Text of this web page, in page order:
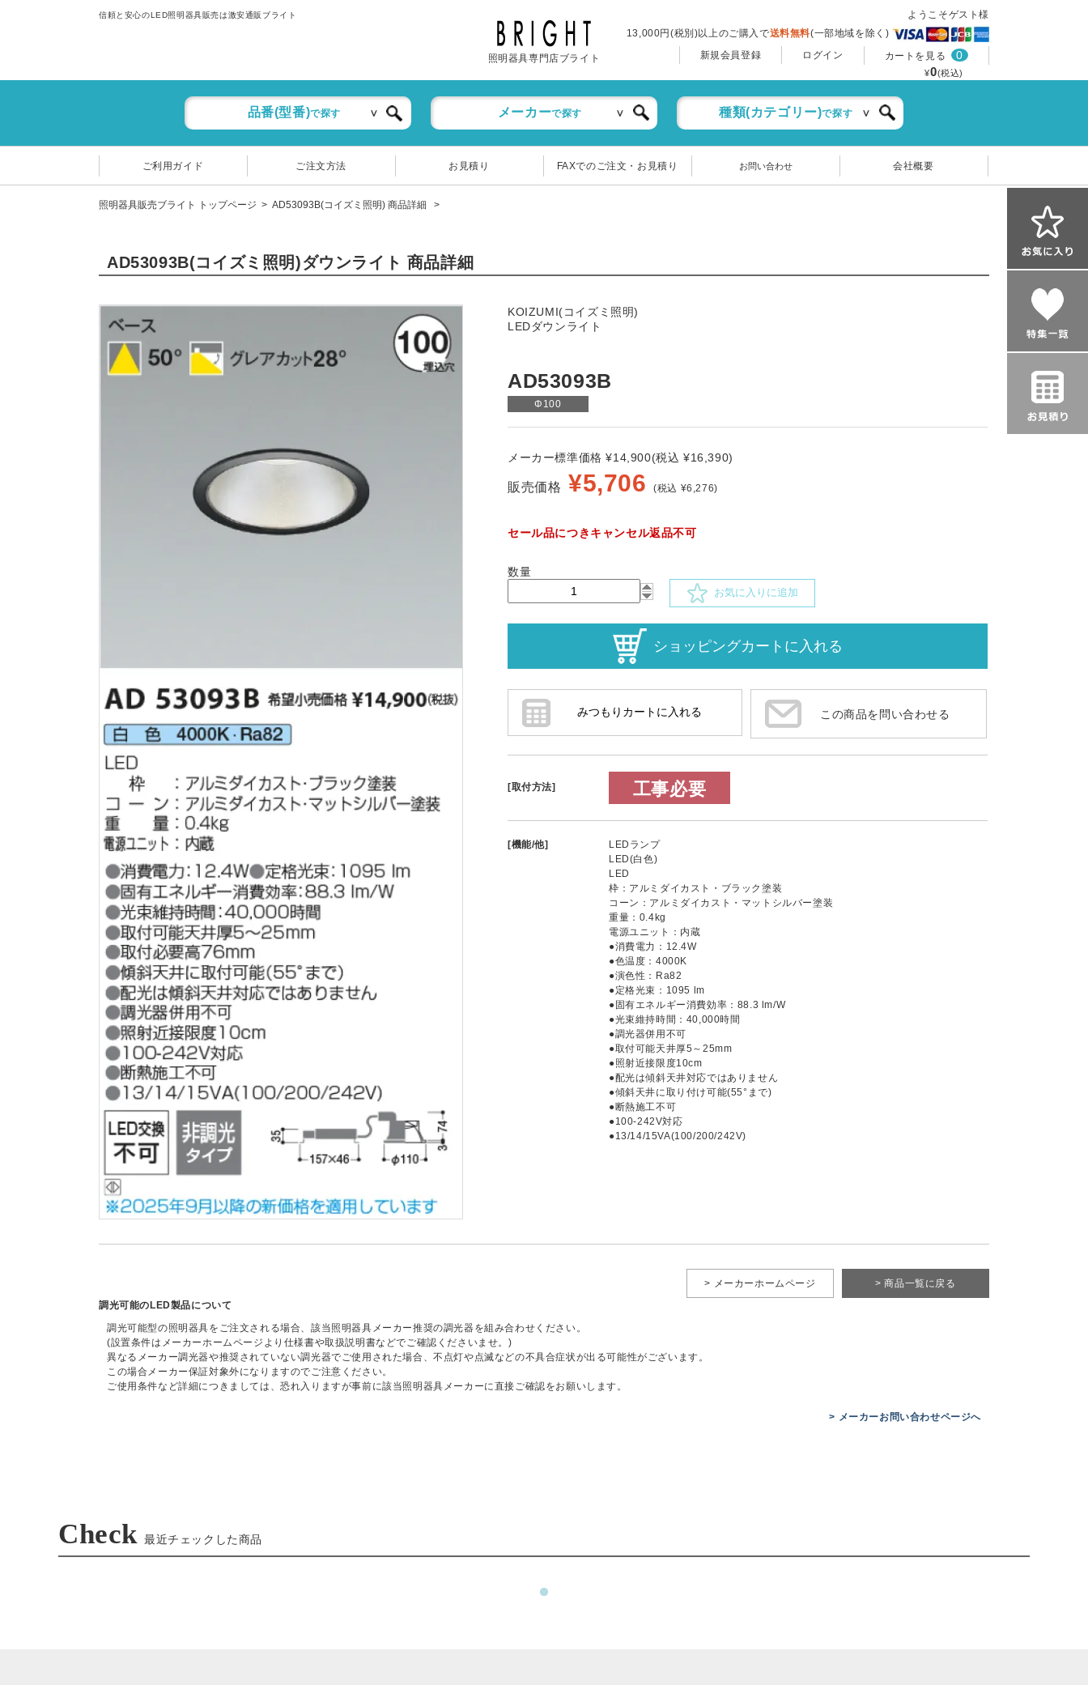
信頼と安心のLED照明器具販売は激安通販ブライト
照明器具専門店ブライト
ようこそゲスト様
13,000円(税別)以上のご購入で送料無料(一部地域を除く)
新規会員登録
ログイン カートを見る 0
¥0(税込)
品番(型番)で探す メーカーで探す 種類(カテゴリー)で探す
ご利用ガイド ご注文方法 お見積り FAXでのご注文・お見積り お問い合わせ 会社概要
照明器具販売ブライト トップページ AD53093B(コイズミ照明) 商品詳細
AD53093B(コイズミ照明)ダウンライト 商品詳細
KOIZUMI(コイズミ照明)
LEDダウンライト
AD53093B
Φ100
メーカー標準価格 ¥14,900(税込 ¥16,390)
販売価格 ¥5,706 (税込 ¥6,276)
セール品につきキャンセル返品不可
数量
お気に入りに追加
この商品を問い合わせる
[取付方法] 工事必要
[機能/他]
LEDランプ
LED(白色)
LED
枠：アルミダイカスト・ブラック塗装
コーン：アルミダイカスト・マットシルバー塗装
重量：0.4kg
電源ユニット：内蔵
●消費電力：12.4W
●色温度：4000K
●演色性：Ra82
●定格光束：1095 lm
●固有エネルギー消費効率：88.3 lm/W
●光束維持時間：40,000時間
●調光器併用不可
●取付可能天井厚5～25mm
●照射近接限度10cm
●配光は傾斜天井対応ではありません
●傾斜天井に取り付け可能(55°まで)
●断熱施工不可
●100-242V対応
●13/14/15VA(100/200/242V)
> 商品一覧に戻る
> メーカーホームページ
調光可能のLED製品について
調光可能型の照明器具をご注文される場合、該当照明器具メーカー推奨の調光器を組み合わせください。
(設置条件はメーカーホームページより仕様書や取扱説明書などでご確認くださいませ。)
異なるメーカー調光器や推奨されていない調光器でご使用された場合、不点灯や点滅などの不具合症状が出る可能性がございます。
この場合メーカー保証対象外になりますのでご注意ください。
ご使用条件など詳細につきましては、恐れ入りますが事前に該当照明器具メーカーに直接ご確認をお願いします。
> メーカーお問い合わせページへ
Check 最近チェックした商品